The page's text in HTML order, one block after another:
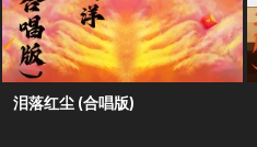
泪落红尘 (合唱版)